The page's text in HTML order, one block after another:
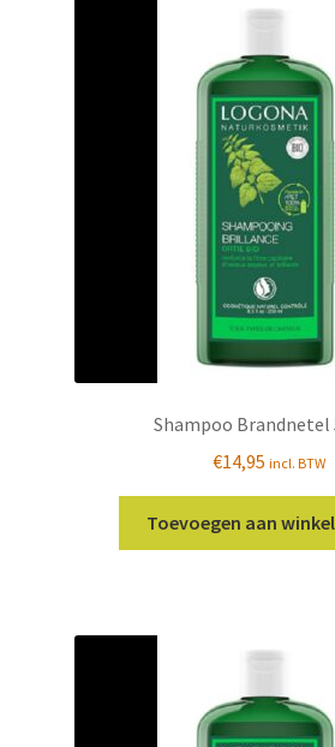
Shampoo Brandnetel
€14,95 incl. BTW
Toevoegen aan